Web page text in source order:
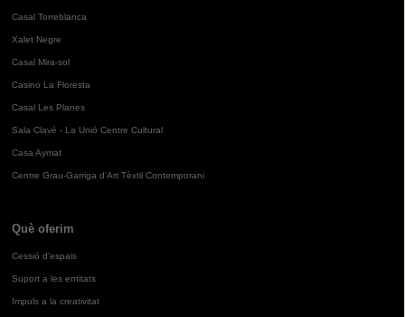
Casal Torreblanca
Xalet Negre
Casal Mira-sol
Casino La Floresta
Casal Les Planes
Sala Clavé - La Unió Centre Cultural
Casa Aymat
Centre Grau-Garriga d'Art Tèxtil Contemporani
Què oferim
Cessió d'espais
Suport a les entitats
Impuls a la creativitat